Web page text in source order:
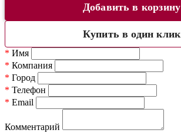
Добавить в корзину
Купить в один клик
* Имя
* Компания
* Город
* Телефон
* Email
Комментарий